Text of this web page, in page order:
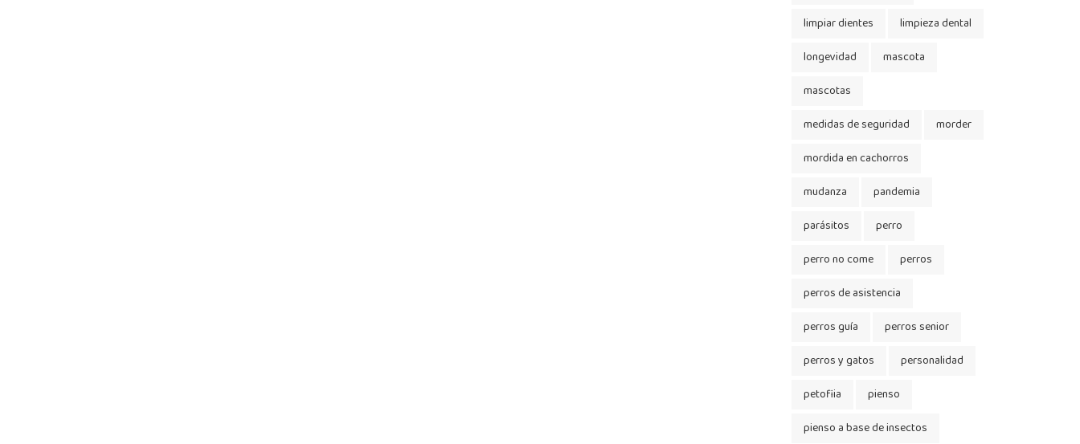
limpiar dientes
limpieza dental
longevidad
mascota
mascotas
medidas de seguridad
morder
mordida en cachorros
mudanza
pandemia
parásitos
perro
perro no come
perros
perros de asistencia
perros guía
perros senior
perros y gatos
personalidad
petofiia
pienso
pienso a base de insectos